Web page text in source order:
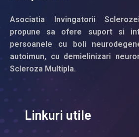
Asociatia Invingatorii
propune sa ofere suport si
persoanele cu boli
autoimun, cu demielinizari
Scleroza Multipla.
Linkuri utile